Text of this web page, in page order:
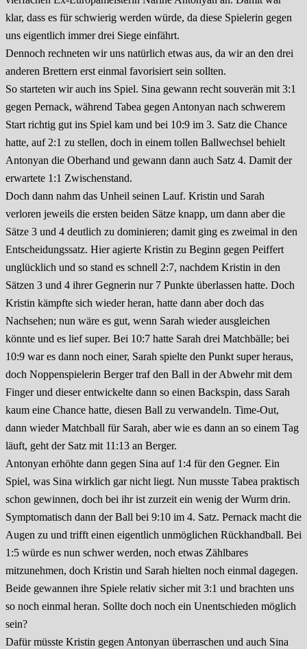
klar, dass es für schwierig werden würde, da diese Spielerin gegen
uns eigentlich immer drei Siege einfährt.
Dennoch rechneten wir uns natürlich etwas aus, da wir an den drei
anderen Brettern erst einmal favorisiert sein sollten.
So starteten wir auch ins Spiel. Sina gewann recht souverän mit 3:1
gegen Pernack, während Tabea gegen Antonyan nach schwerem
Start richtig gut ins Spiel kam und bei 10:9 im 3. Satz die Chance
hatte, auf 2:1 zu stellen, doch in einem tollen Ballwechsel behielt
Antonyan die Oberhand und gewann dann auch Satz 4. Damit der
erwartete 1:1 Zwischenstand.
Doch dann nahm das Unheil seinen Lauf. Kristin und Sarah
verloren jeweils die ersten beiden Sätze knapp, um dann aber die
Sätze 3 und 4 deutlich zu dominieren; damit ging es zweimal in den
Entscheidungssatz. Hier agierte Kristin zu Beginn gegen Peiffert
unglücklich und so stand es schnell 2:7, nachdem Kristin in den
Sätzen 3 und 4 ihrer Gegnerin nur 7 Punkte überlassen hatte. Doch
Kristin kämpfte sich wieder heran, hatte dann aber doch das
Nachsehen; nun wäre es gut, wenn Sarah wieder ausgleichen
könnte und es lief super. Bei 10:7 hatte Sarah drei Matchbälle; bei
10:9 war es dann noch einer, Sarah spielte den Punkt super heraus,
doch Noppenspielerin Berger traf den Ball in der Abwehr mit dem
Finger und dieser entwickelte dann so einen Backspin, dass Sarah
kaum eine Chance hatte, diesen Ball zu verwandeln. Time-Out,
dann wieder Matchball für Sarah, aber wie es dann an so einem Tag
läuft, geht der Satz mit 11:13 an Berger.
Antonyan erhöhte dann gegen Sina auf 1:4 für den Gegner. Ein
Spiel, was Sina wirklich gar nicht liegt. Nun musste Tabea praktisch
schon gewinnen, doch bei ihr ist zurzeit ein wenig der Wurm drin.
Symptomatisch dann der Ball bei 9:10 im 4. Satz. Pernack macht die
Augen zu und trifft einen eigentlich unmöglichen Rückhandball. Bei
1:5 würde es nun schwer werden, noch etwas Zählbares
mitzunehmen, doch Kristin und Sarah hielten noch einmal dagegen.
Beide gewannen ihre Spiele relativ sicher mit 3:1 und brachten uns
so noch einmal heran. Sollte doch noch ein Unentschieden möglich
sein?
Dafür müsste Kristin gegen Antonyan überraschen und auch Sina